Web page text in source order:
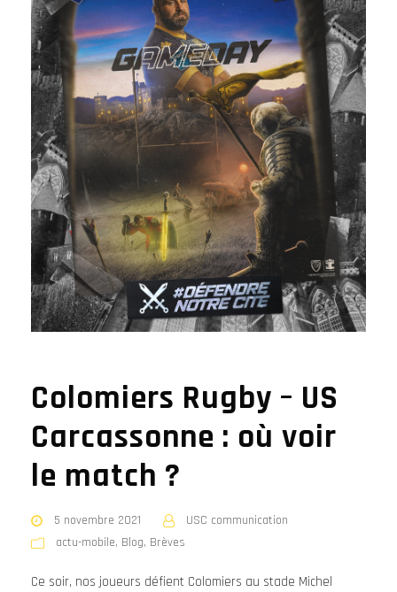
Colomiers Rugby – US
Carcassonne : où voir
le match ?
5 novembre 2021
USC communication
actu-mobile, Blog, Brèves
Ce soir, nos joueurs défient Colomiers au stade Michel